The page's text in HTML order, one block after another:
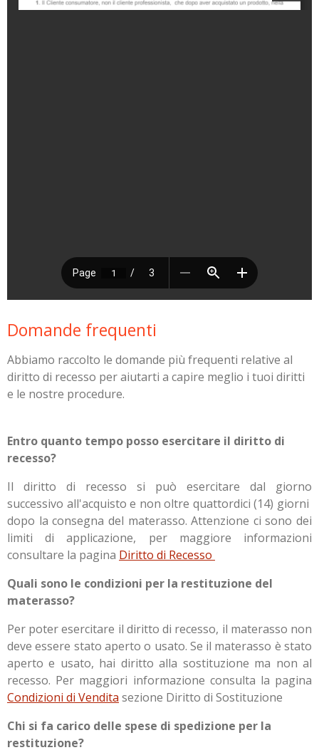
Domande frequenti
Abbiamo raccolto le domande più frequenti relative al
diritto di recesso per aiutarti a capire meglio i tuoi diritti
e le nostre procedure.
Entro quanto tempo posso esercitare il diritto di
recesso?
Il diritto di recesso si può esercitare dal giorno
successivo all'acquisto e non oltre quattordici (14) giorni
dopo la consegna del materasso. Attenzione ci sono dei
limiti di applicazione, per maggiore informazioni
consultare la pagina Diritto di Recesso
Quali sono le condizioni per la restituzione del
materasso?
Per poter esercitare il diritto di recesso, il materasso non
deve essere stato aperto o usato. Se il materasso è stato
aperto e usato, hai diritto alla sostituzione ma non al
recesso. Per maggiori informazione consulta la pagina
Condizioni di Vendita sezione Diritto di Sostituzione
Chi si fa carico delle spese di spedizione per la
restituzione?